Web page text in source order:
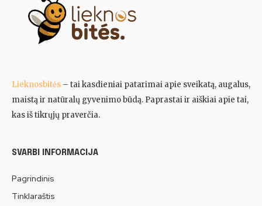
Lieknosbitės – tai kasdieniai patarimai apie sveikatą, augalus,
maistą ir natūralų gyvenimo būdą. Paprastai ir aiškiai apie tai,
kas iš tikrųjų praverčia.
SVARBI INFORMACIJA
Pagrindinis
Tinklaraštis